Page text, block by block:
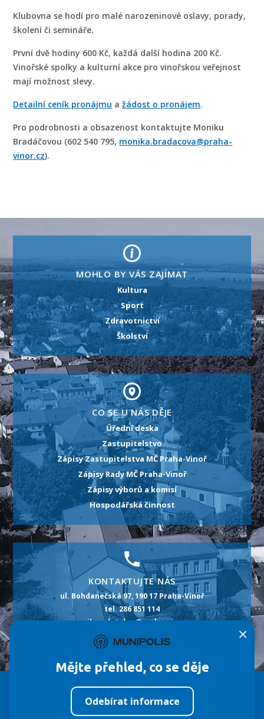
Klubovna se hodí pro malé narozeninové oslavy, porady,
školení či semináře.
První dvě hodiny 600 Kč, každá další hodina 200 Kč.
Vinořské spolky a kulturní akce pro vinořskou veřejnost
mají možnost slevy.
Detailní ceník pronájmu ažádost o pronájem.
Pro podrobnosti a obsazenost kontaktujte Moniku
Bradáčovou (602 540 795, monika.bradacova@praha-
vinor.cz).
MOHLO BY VÁS ZAJÍMAT
Kultura
Sport
Zdravotnictví
Školství
CO SE U NÁS DĚJE
Úřední deska
Zastupitelstvo
Zápisy Zastupitelstva MČ Praha-Vinoř
Zápisy Rady MČ Praha-Vinoř
Zápisy výborů a komisí
Hospodářská činnost
KONTAKTUJTE NÁS
ul. Bohdanečská 97, 190 17 Praha-Vinoř
tel. 286 851 114
e-mail: podatelna@praha-vinor.cz
id datové schránky: m5pbt2p
Tvorba webových stránek: ImperialMedia
Městská část Úřad MČ Život ve Vinoři
×
Mějte přehled, co se děje
Odebírat informace